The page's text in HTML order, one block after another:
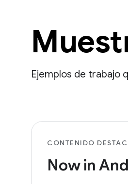
Ejemplos de trabajo
CONTENIDO
Now in